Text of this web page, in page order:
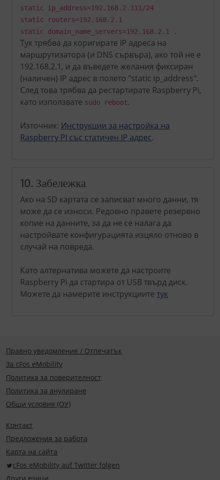
static ip_address=192.168.2.111/24
static routers=192.168.2.1
static domain_name_servers=192.168.2.1 .
Тук трябва да коригирате IP адреса на
маршрутизатора (и DNS сървъра), ако той не е
192.168.2.1, и да въведете желания фиксиран
(наличен) IP адрес в полето "static ip_address".
След това трябва да рестартирате Raspberry Pi,
като използвате sudo reboot.
Източник: Инструкции за настройка на
Raspberry PI със статичен IP адрес.
10. Забележка
Ако на SD картата се записват много данни, тя
може да се износи. Редовно правете резервно
копие на данните, за да не се налага да
настройвате конфигурацията изцяло отново в
случай на повреда.
Като алтернатива можете да настроите
Raspberry Pi да стартира от USB твърд диск.
Можете да намерите инструкциите тук
Правно уведомление / Отпечатък
За cFos eMobility
Политика за поверителност
Политика за анулиране
Общи условия (ОУ)
Контакт
Предложения за работа
Карта на сайта
cFos eMobility auf Twitter folgen